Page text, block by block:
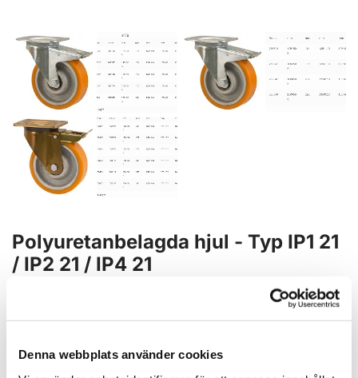
Denna webbplats använder cookies
Polyuretanbelagda hjul - Typ IP1 21
/ IP2 21 / IP4 21